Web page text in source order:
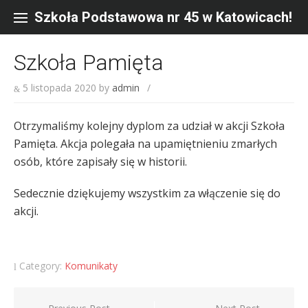
content
Szkoła Podstawowa nr 45 w Katowicach!
Szkoła Pamięta
5 listopada 2020 by admin /
Otrzymaliśmy kolejny dyplom za udział w akcji Szkoła
Pamięta. Akcja polegała na upamiętnieniu zmarłych
osób, które zapisały się w historii.
Sedecznie dziękujemy wszystkim za włączenie się do
akcji.
Category: Komunikaty